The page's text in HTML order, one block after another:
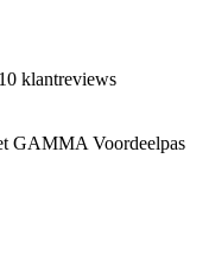
klantreviews
GAMMA Voordeelpas